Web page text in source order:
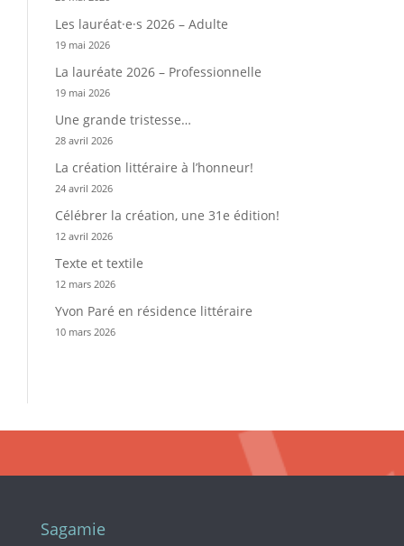
Les lauréat·e·s 2026 – Adulte
19 mai 2026
La lauréate 2026 – Professionnelle
19 mai 2026
Une grande tristesse…
28 avril 2026
La création littéraire à l’honneur!
24 avril 2026
Célébrer la création, une 31e édition!
12 avril 2026
Texte et textile
12 mars 2026
Yvon Paré en résidence littéraire
10 mars 2026
Sagamie